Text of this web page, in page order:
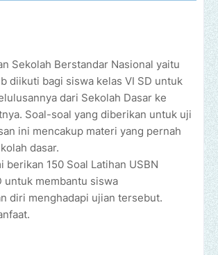
Sekolah Berstandar Nasional yaitu
diikuti bagi siswa kelas VI SD untuk
dari Sekolah Dasar ke
Soal-soal yang diberikan untuk uji
ini mencakup materi yang pernah
dasar.
berikan 150 Soal Latihan USBN
untuk membantu siswa
diri menghadapi ujian tersebut.